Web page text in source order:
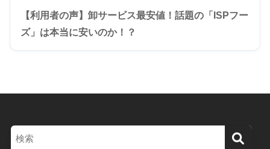
【利用者の声】卸サービス最安値！話題の「ISPフー
ズ」は本当に安いのか！？